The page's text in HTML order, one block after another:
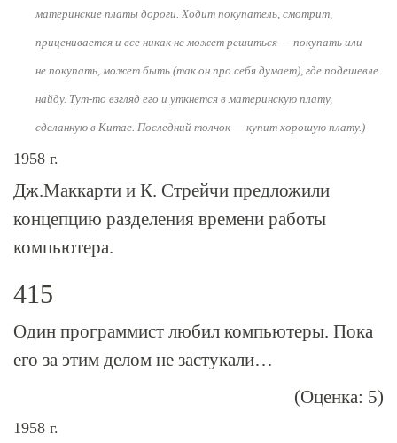
материнские платы дороги. Ходит покупатель, смотрит,
приценивается и все никак не может решиться — покупать или
не покупать, может быть (так он про себя думает), где подешевле
найду. Тут-то взгляд его и уткнется в материнскую плату,
сделанную в Китае. Последний толчок — купит хорошую плату.)
1958 г.
Дж.Маккарти и К. Стрейчи предложили
концепцию разделения времени работы
компьютера.
415
Один программист любил компьютеры. Пока
его за этим делом не застукали…
(Оценка: 5)
1958 г.